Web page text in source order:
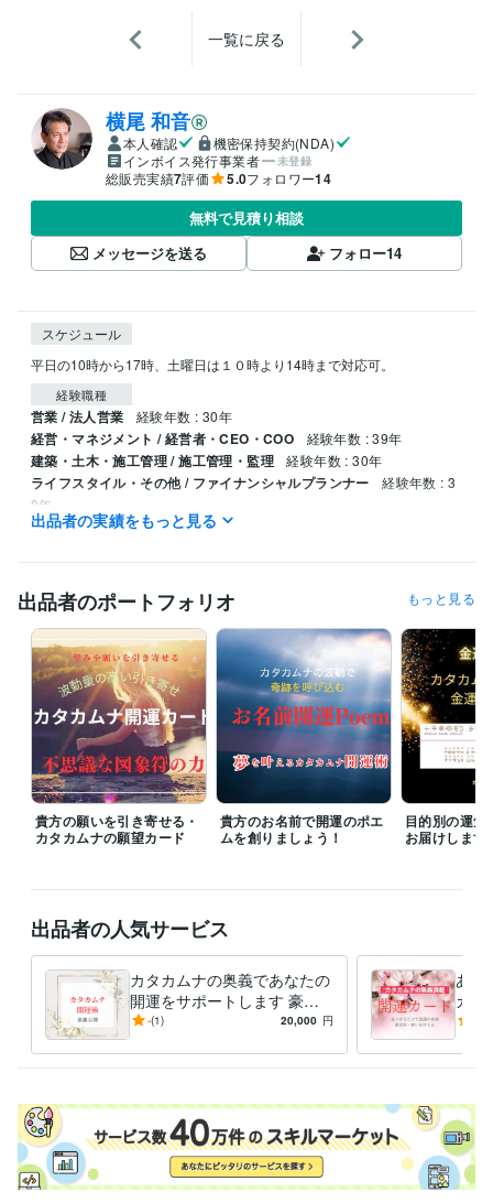
一覧に戻る
横尾 和音
本人確認
機密保持契約(NDA)
インボイス発行事業者
未登録
総販売実績7評価 5.0フォロワー14
無料で見積り相談
メッセージを送る
フォロー14
スケジュール
平日の10時から17時、土曜日は１０時より14時まで対応可。
経験職種
営業 / 法人営業 経験年数 : 30年
経営・マネジメント / 経営者・CEO・COO 経験年数 : 39年
建築・土木・施工管理 / 施工管理・監理 経験年数 : 30年
ライフスタイル・その他 / ファイナンシャルプランナー
経験年数 : 3
0年
株式会社エレクトロンコミュニティ 1995年4月 ~ 現在
受賞歴
中小企業創造活動促進法（快適環境を促進する素材及び適合法） カ
タカムナ講座、イヤシロチ化講座
資格・検定
ファイナンシャルプランナー 取得年 : 1997年
防災士 取得年 : 2018年
相続士 取得年 : 2018年
得意分野
住まい・美容・生活相談 開運のコンサルタント、開運グッズの販売
住まい・美容・生活相談 環境のイヤシロチ化
語学力
英語 日常会話レベル
出品者の実績をもっと見る
出品者のポートフォリオ もっと見る
貴方の願いを引き寄せる・
カタカムナの願望カード
貴方のお名前で開運のポエ
ムを創りましょう！
目的別の運気
お届けします
出品者の人気サービス
カタカムナの奥義であなたの
開運をサポートします 豪華
なプレゼントと解説で、開運
-(1) 20,000 円
あな
カー
たを
さい